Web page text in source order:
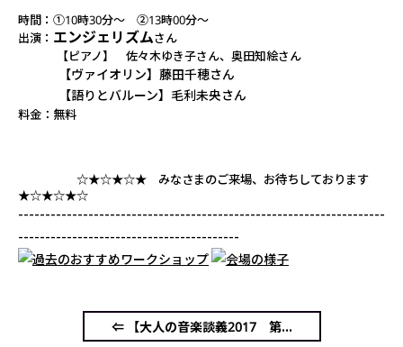
時間：①10時30分～ ②13時00分～
出演： エンジェリズムさん
【ピアノ】 佐々木ゆき子さん、奥田知絵さん
【ヴァイオリン】藤田千穂さん
【語りとバルーン】毛利未央さん
料金：無料
☆★☆★☆★ みなさまのご来場、お待ちしております
★☆★☆★☆
--------------------------------------------------------------------
-----------------------------------------
⇐ 【大人の音楽談義2017 第...